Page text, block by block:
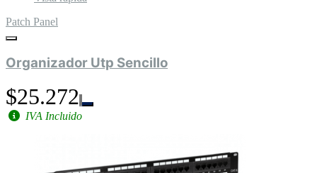
Patch Panel
Organizador Utp Sencillo
$25.272
IVA Incluido